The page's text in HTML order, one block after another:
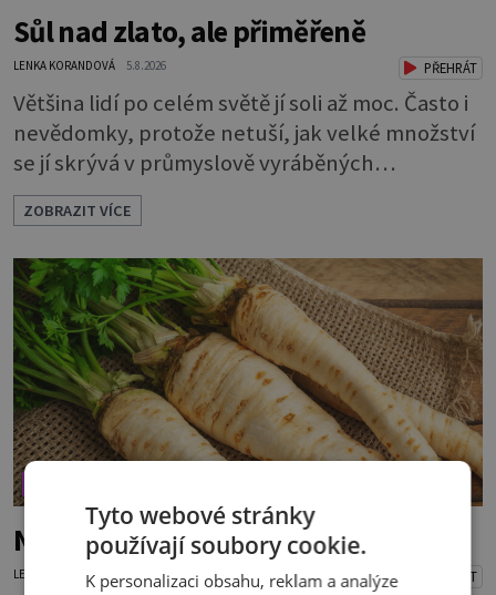
Sůl nad zlato, ale přiměřeně
LENKA KORANDOVÁ 5.8.2026 PŘEHRÁT
Většina lidí po celém světě jí soli až moc. Často i
nevědomky, protože netuší, jak velké množství
se jí skrývá v průmyslově vyráběných
potravinách, dokonce i těch sladkých. Sůl je
zdravá Ale v ani ne třetinovém množství, než je
pro většinu populace běžné. Její základní
složky– sodík a chlór – jsou zásadní pro správné
hospodaření organismu s tekutinami. Pomáhají
totiž udrž
ZOBRAZIT VÍCE
Nezapomínejte na petržel
LENKA KORANDOVÁ 3.8.2026 PŘEHRÁT
Tyto webové stránky
používají soubory cookie.
K personalizaci obsahu, reklam a analýze